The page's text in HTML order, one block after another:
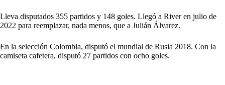
Lleva disputados 355 partidos y 148 goles. Llegó a River en julio de
2022 para reemplazar, nada menos, que a Julián Álvarez.
En la selección Colombia, disputó el mundial de Rusia 2018. Con la
camiseta cafetera, disputó 27 partidos con ocho goles.